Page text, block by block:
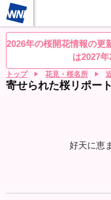
桜レーダー 名所ランキング
2026年の桜開花情報の更
は2027年
トップ 花見・桜名所
寄せられた桜リポート
好天に恵